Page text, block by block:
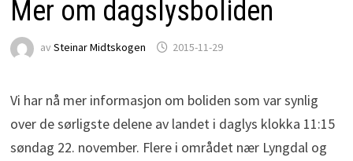
Mer om dagslysboliden
av Steinar Midtskogen 2015-11-29
Vi har nå mer informasjon om boliden som var synlig
over de sørligste delene av landet i daglys klokka 11:15
søndag 22. november. Flere i området nær Lyngdal og